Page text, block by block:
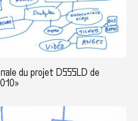
du projet DSSSLD de